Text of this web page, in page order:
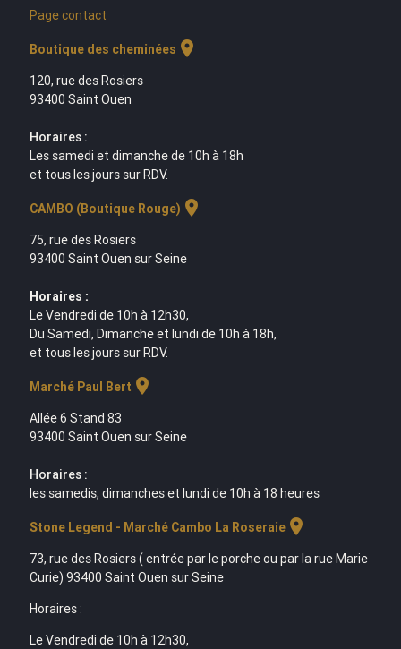
Page contact
Boutique des cheminées location_on
120, rue des Rosiers
93400 Saint Ouen
Horaires :
Les samedi et dimanche de 10h à 18h
et tous les jours sur RDV.
CAMBO (Boutique Rouge) location_on
75, rue des Rosiers
93400 Saint Ouen sur Seine
Horaires :
Le Vendredi de 10h à 12h30,
Du Samedi, Dimanche et lundi de 10h à 18h,
et tous les jours sur RDV.
Marché Paul Bert location_on
Allée 6 Stand 83
93400 Saint Ouen sur Seine
Horaires :
les samedis, dimanches et lundi de 10h à 18 heures
Stone Legend - Marché Cambo La Roseraielocation_on
73, rue des Rosiers ( entrée par le porche ou par la rue Marie
Curie) 93400 Saint Ouen sur Seine
Horaires :
Le Vendredi de 10h à 12h30,